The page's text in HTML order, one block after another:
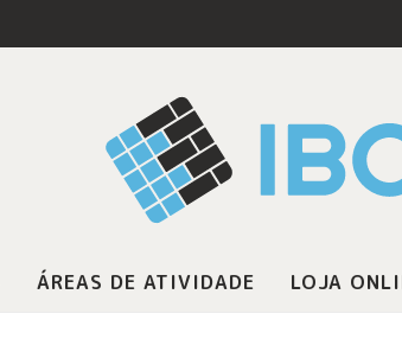
ÁREAS DE ATIVIDADE LOJA